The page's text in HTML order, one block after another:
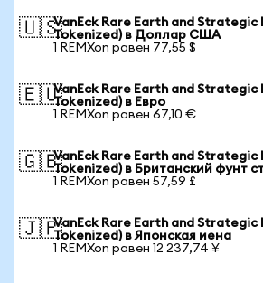
🇺🇸VanEck Rare Earth and Strategic
Tokenized) в Доллар США
1 REMXon равен 77,55 $
🇪🇺VanEck Rare Earth and Strategic
Tokenized) в Евро
1 REMXon равен 67,10 €
🇬🇧VanEck Rare Earth and Strategic
Tokenized) в Британский фунт
1 REMXon равен 57,59 £
🇯🇵VanEck Rare Earth and Strategic
Tokenized) в Японская иена
1 REMXon равен 12 237,74 ¥